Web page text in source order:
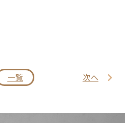
一覧 次へ